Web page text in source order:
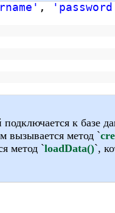
,
подключается к базе
вызывается метод `
метод `loadData()`,